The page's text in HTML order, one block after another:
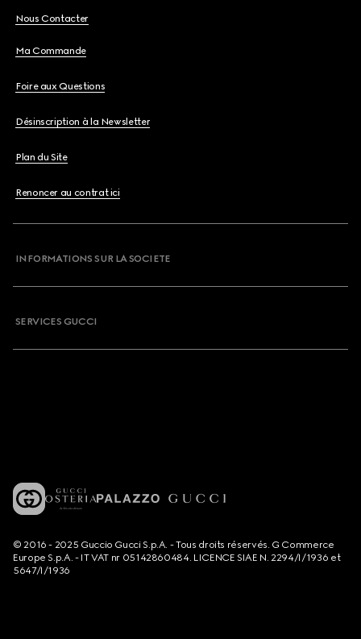
Nous Contacter
Ma Commande
Foire aux Questions
Désinscription à la Newsletter
Plan du Site
Renoncer au contrat ici
INFORMATIONS SUR LA SOCIETE
SERVICES GUCCI
© 2016 - 2025 Guccio Gucci S.p.A. - Tous droits réservés. G Commerce
Europe S.p.A. - IT VAT nr 05142860484. LICENCE SIAE N. 2294/I/1936 et
5647/I/1936